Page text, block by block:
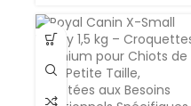
– Hydratation
Optimale et Confort
Quotidien